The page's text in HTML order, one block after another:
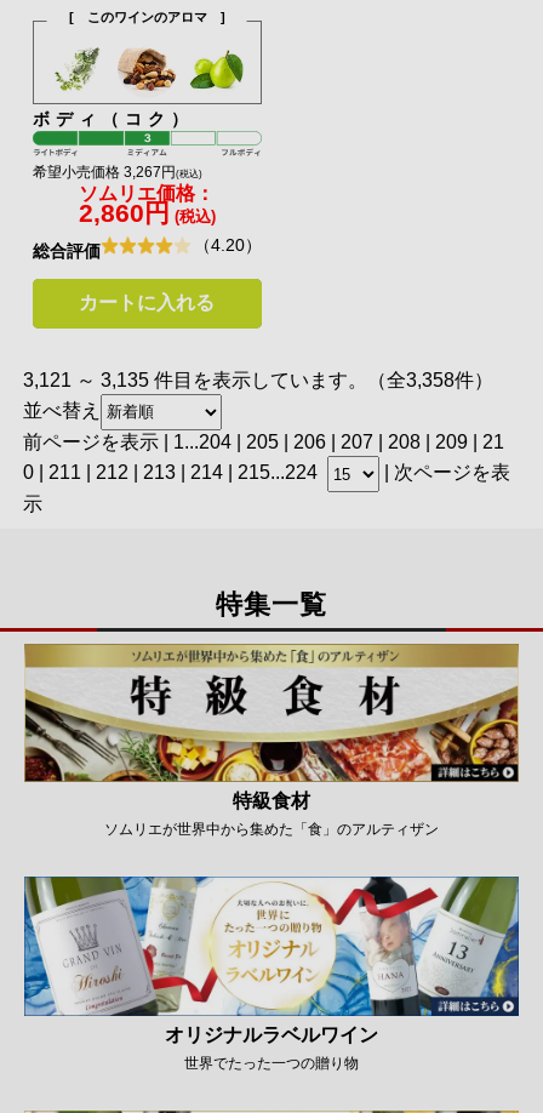
[ このワインのアロマ ]
ボディ（コク）
希望小売価格 3,267円(税込)
ソムリエ価格：
2,860円 (税込)
総合評価 （4.20）
カートに入れる
3,121 ～ 3,135 件目を表示しています。（全3,358件）
並べ替え
前ページを表示| 1...204| 205| 206| 207 208| 209 | 21
0| 211| 212 213| 214| 215...224
次ページを表
示
特集一覧
特級食材
ソムリエが世界中から集めた「食」のアルティザン
オリジナルラベルワイン
世界でたった一つの贈り物